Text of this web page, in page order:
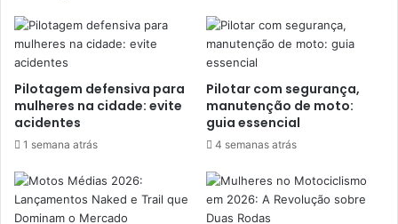
Pilotagem defensiva para
mulheres na cidade: evite
acidentes
1 semana atrás
Pilotar com segurança,
manutenção de moto:
guia essencial
4 semanas atrás